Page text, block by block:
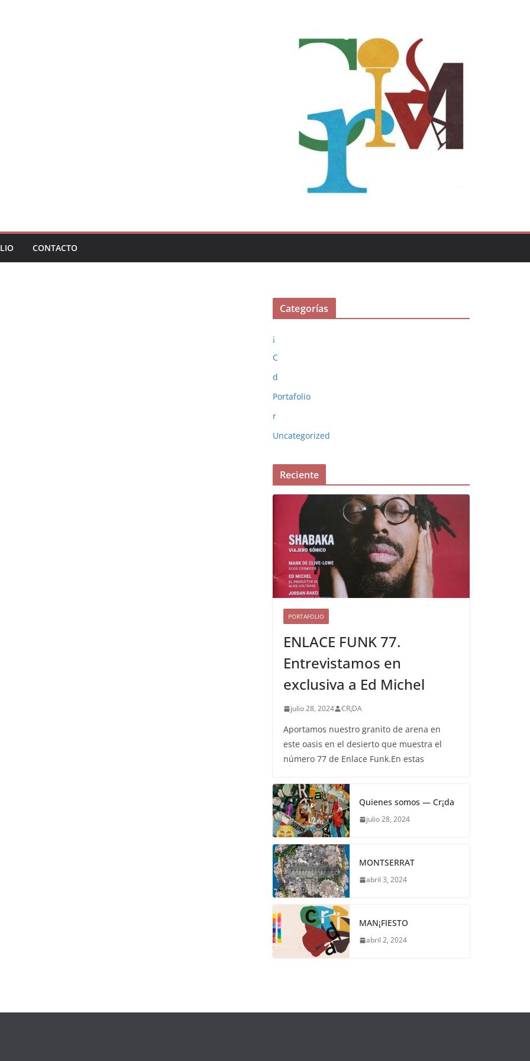
CONTACTO
Categorías
¡
C
d
Portafolio
r
Uncategorized
Reciente
PORTAFOLIO
ENLACE FUNK 77.
Entrevistamos en
exclusiva a Ed Michel
julio 28, 2024 CR¡DA
Aportamos nuestro granito de arena en
este oasis en el desierto que muestra el
número 77 de Enlace Funk.En estas
Quienes somos — Cr¡da
julio 28, 2024
MONTSERRAT
abril 3, 2024
MAN¡FIESTO
abril 2, 2024